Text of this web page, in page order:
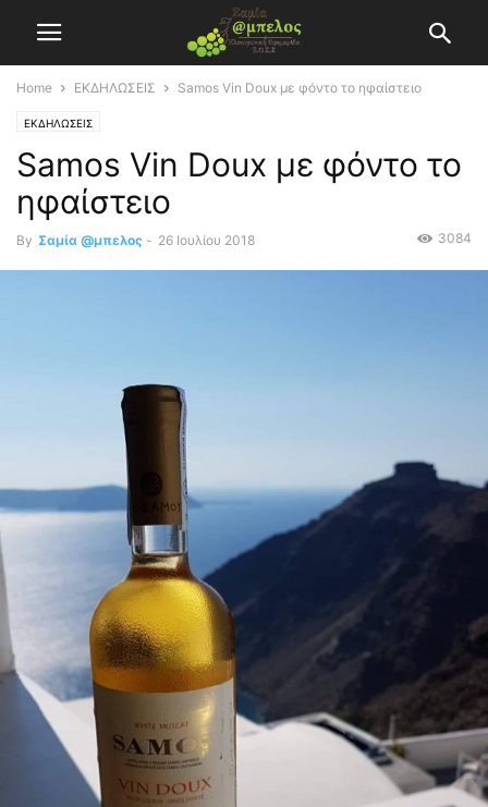
Home ΕΚΔΗΛΩΣΕΙΣ Samos Vin Doux με φόντο το ηφαίστειο
ΕΚΔΗΛΩΣΕΙΣ
Samos Vin Doux με φόντο το
ηφαίστειο
By Σαμία @μπελος - 26 Ιουλίου 2018 3084